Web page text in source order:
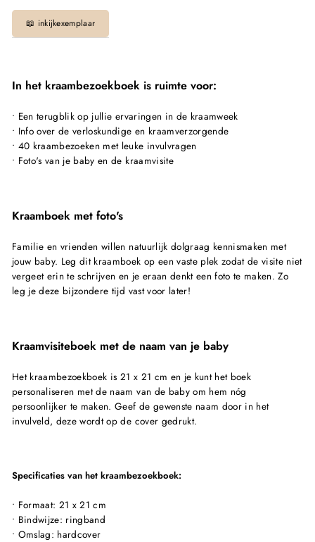
📖 inkijkexemplaar
In het kraambezoekboek is ruimte voor:
• Een terugblik op jullie ervaringen in de kraamweek
• Info over de verloskundige en kraamverzorgende
• 40 kraambezoeken met leuke invulvragen
• Foto's van je baby en de kraamvisite
Kraamboek met foto's
Familie en vrienden willen natuurlijk dolgraag kennismaken met
jouw baby. Leg dit kraamboek op een vaste plek zodat de visite niet
vergeet erin te schrijven en je eraan denkt een foto te maken. Zo
leg je deze bijzondere tijd vast voor later!
Kraamvisiteboek met de naam van je baby
Het kraambezoekboek is 21 x 21 cm en je kunt het boek
personaliseren met de naam van de baby om hem nóg
persoonlijker te maken. Geef de gewenste naam door in het
invulveld, deze wordt op de cover gedrukt.
Specificaties van het kraambezoekboek:
• Formaat: 21 x 21 cm
• Bindwijze: ringband
• Omslag: hardcover